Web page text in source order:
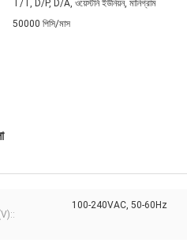
T/T, D/P, D/A, ওয়েস্টার্ন ইউনিয়ন, মানিগ্রাম
50000 পিসি/মাস
100-240VAC, 50-60Hz